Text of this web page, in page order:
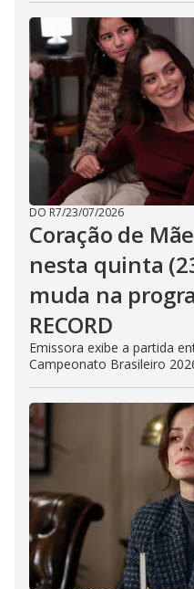
DO R7/23/07/2026
Coração de
nesta quinta
muda na
RECORD
Emissora exibe a partida
Campeonato Brasileiro